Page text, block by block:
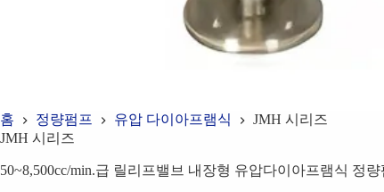
홈 정량펌프 유압 다이아프램식
JMH 시리즈
JMH 시리즈
50~8,500cc/min.급 릴리프밸브 내장형 유압다이아프램식 정량